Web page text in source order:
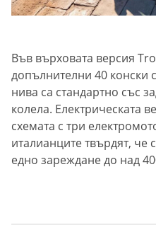
Във върховата версия
допълнителни 40 конски
нива са стандартно със
колела. Електрическата
схемата с три
италианците твърдят, че
едно зареждане до над